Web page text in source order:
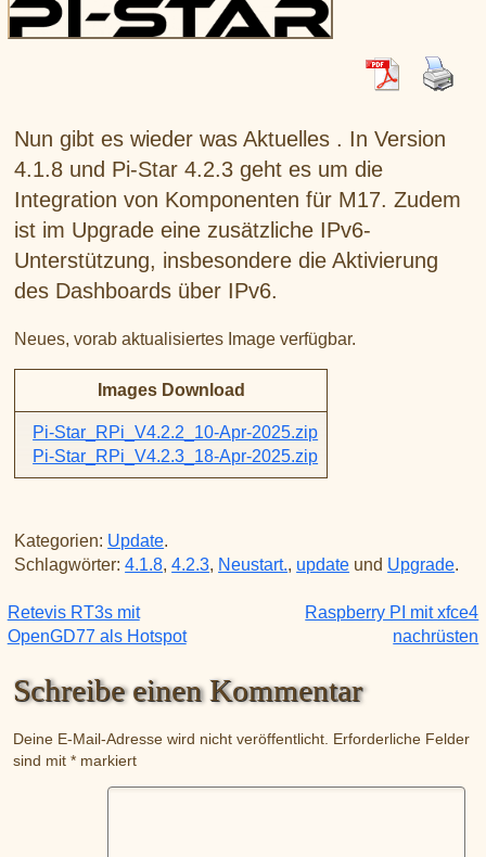
Liste aller Rubiken im DAPNET
CSS Tool (color party!)
DMR ID
IPSC2 Hotspot
deutsche Räume im Wires-X
XLX031
Download
Nun gibt es wieder was Aktuelles . In Version
4.1.8 und Pi-Star 4.2.3 geht es um die
Integration von Komponenten für M17. Zudem
ist im Upgrade eine zusätzliche IPv6-
Unterstützung, insbesondere die Aktivierung
des Dashboards über IPv6.
Neues, vorab aktualisiertes Image verfügbar.
Images Download
Pi-Star_RPi_V4.2.2_10-Apr-2025.zip
Pi-Star_RPi_V4.2.3_18-Apr-2025.zip
Kategorien: Update.
Schlagwörter: 4.1.8,4.2.3, Neustart., update und Upgrade.
Beitragsnavigation
Retevis RT3s mit
OpenGD77 als Hotspot
Raspberry PI mit xfce4
nachrüsten
Schreibe einen Kommentar
Deine E-Mail-Adresse wird nicht veröffentlicht. Erforderliche Felder
sind mit* markiert